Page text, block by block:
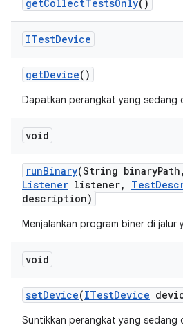
getCollectTestsOnly()
ITestDevice
getDevice()
Dapatkan perangkat yang sedang
void
runBinary(String binaryPath ,
Listener listener, Test
description)
Menjalankan program biner di jalur
void
setDevice(ITestDevice
Suntikkan perangkat yang sedang